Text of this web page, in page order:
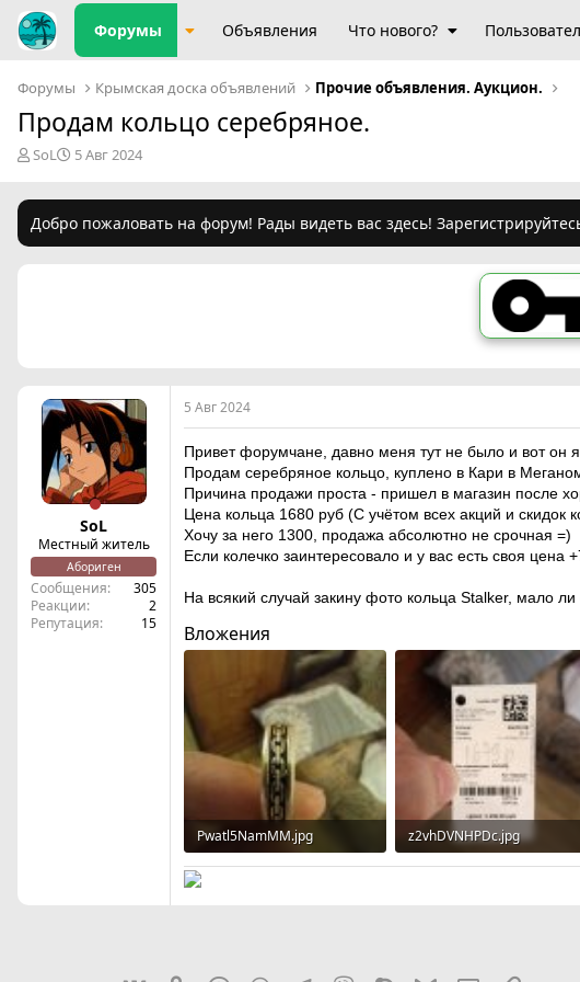
Форумы Объявления Что нового?
Форумы Крымская доска объявлений Прочие объявления. Аукцион.
Продам кольцо серебряное.
А
р
т
SoL
Д
н
а
5 Авг 2024
Добро пожаловать на форум! Рады видеть вас здесь!
SoL
Местный житель
Абориген
Сообщения
305
Реакции
2
Репутация
15
5 Авг 2024
Привет форумчане, давно меня тут не было и вот он
Продам серебряное кольцо, куплено в Кари в
Причина продажи проста - пришел в магазин после
Цена кольца 1680 руб (С учётом всех акций и скидок
Хочу за него 1300, продажа абсолютно не срочная =)
Если колечко заинтересовало и у вас есть своя цена
На всякий случай закину фото кольца Stalker, мало
Вложения
Pwatl5NamMM.jpg
164.3 KB · Просмотры: 26
z2vhDVNHPDc.jpg
174.8 KB · Просмотры: 27